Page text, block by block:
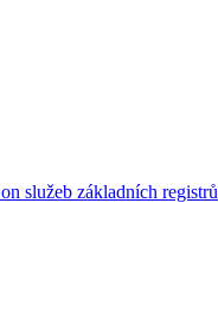
služeb základních registrů